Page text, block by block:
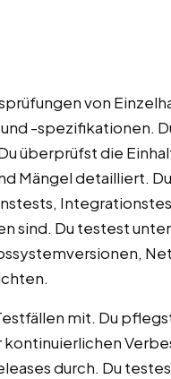
von
-spezifikationen.
überprüfst die
Mängel detailliert.
sind. Du testest
mit. Du
durch. Du